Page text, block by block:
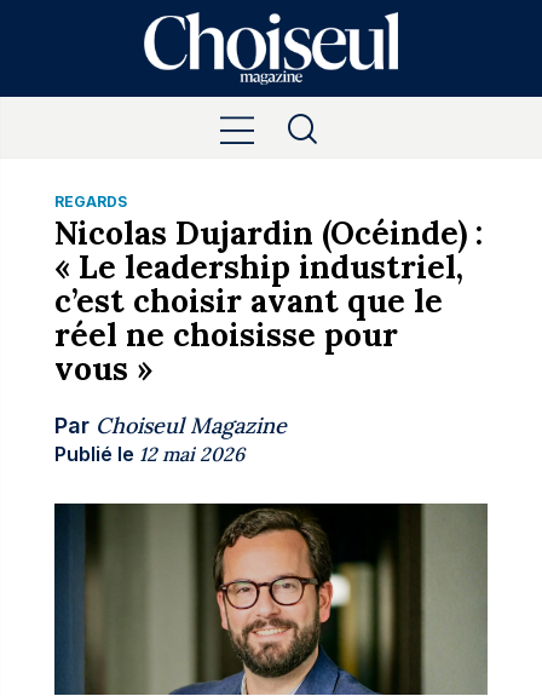
REGARDS
Nicolas Dujardin (Océinde) :
« Le leadership industriel,
c’est choisir avant que le
réel ne choisisse pour
vous »
Par Choiseul Magazine
Publié le 12 mai 2026